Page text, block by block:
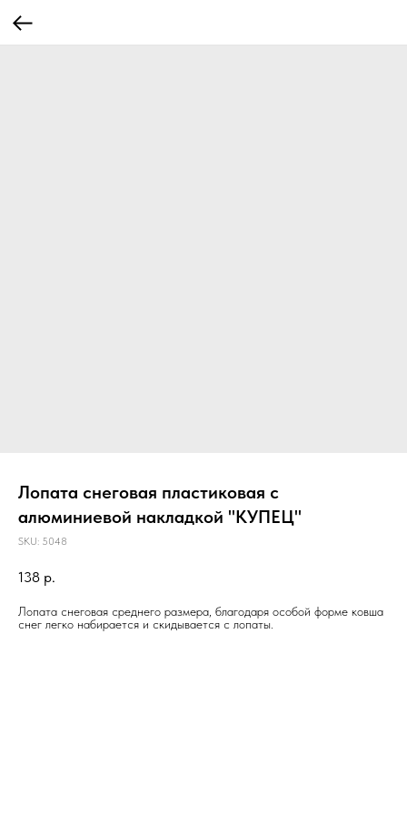
Лопата снеговая пластиковая с
алюминиевой накладкой "КУПЕЦ"
SKU: 5048
138 р.
Лопата снеговая среднего размера, благодаря особой форме ковша
снег легко набирается и скидывается с лопаты.